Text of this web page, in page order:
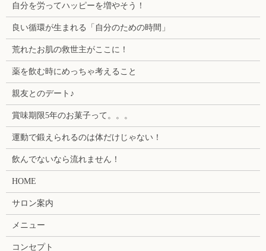
自分を労ってハッピーを増やそう！
良い循環が生まれる「自分のための時間」
荒れたお肌の救世主がここに！
薬を飲む時にめっちゃ考えること
親友とのデート♪
賞味期限5年のお菓子って。。。
運動で鍛えられるのは体だけじゃない！
飲んでないなら流れません！
HOME
サロン案内
メニュー
コンセプト